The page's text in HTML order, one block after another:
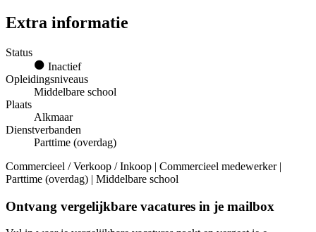
Extra informatie
Status
Inactief
Opleidingsniveaus
Middelbare school
Plaats
Alkmaar
Dienstverbanden
Parttime (overdag)
Commercieel / Verkoop / Inkoop | Commercieel medewerker |
Parttime (overdag) | Middelbare school
Ontvang vergelijkbare vacatures in je mailbox